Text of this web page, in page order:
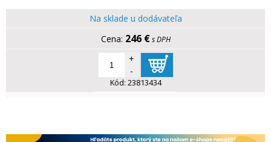
Na sklade u dodávateľa
246 € s DPH
+
-
Kód: 23813434